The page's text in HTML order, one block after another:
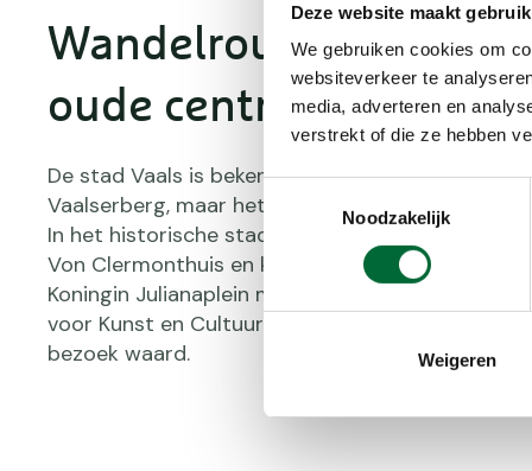
Deze website maakt
We gebruiken cookies om
websiteverkeer te
media, adverteren en
verstrekt of die ze hebben
Noodzakelijk
Weigeren
Wandelroute
oude centrum Vaals
De stad Vaals is bekend vanwege het
Vaalserberg, maar het oude centrum van Vaals
In het historische stadscentrum van Vaals vind
Von Clermonthuis en kasteel Bloemendal. Ook
Koningin Julianaplein met al haar fonteinen en
voor Kunst en Cultuur in de historische
bezoek waard.